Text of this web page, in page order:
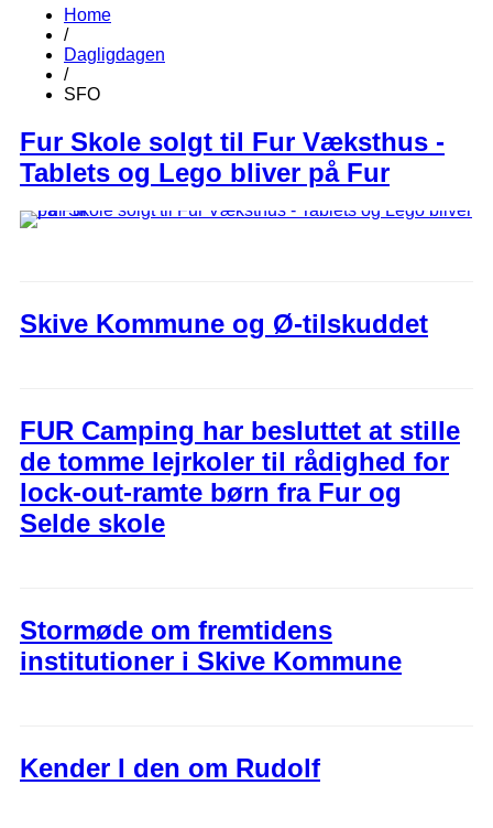
Home
/
Dagligdagen
/
SFO
Fur Skole solgt til Fur Væksthus -
Tablets og Lego bliver på Fur
Skive Kommune og Ø-tilskuddet
FUR Camping har besluttet at stille
de tomme lejrkoler til rådighed for
lock-out-ramte børn fra Fur og
Selde skole
Stormøde om fremtidens
institutioner i Skive Kommune
Kender I den om Rudolf